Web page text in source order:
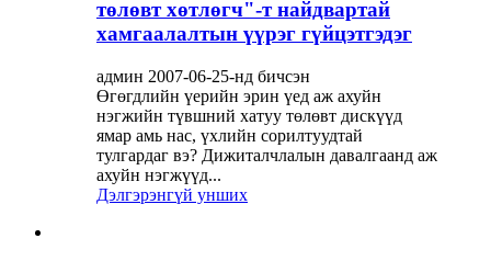
төлөвт хөтлөгч"-т найдвартай
хамгаалалтын үүрэг гүйцэтгэдэг
админ 2007-06-25-нд бичсэн
Өгөгдлийн үерийн эрин үед аж ахуйн
нэгжийн түвшний хатуу төлөвт дискүүд
ямар амь нас, үхлийн сорилтуудтай
тулгардаг вэ? Дижиталчлалын давалгаанд аж
ахуйн нэгжүүд...
Дэлгэрэнгүй унших